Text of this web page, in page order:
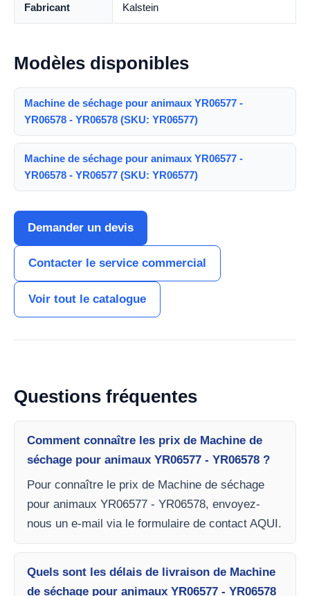
Fabricant Kalstein
Modèles disponibles
Machine de séchage pour animaux YR06577 -
YR06578 - YR06578 (SKU: YR06577)
Machine de séchage pour animaux YR06577 -
YR06578 - YR06577 (SKU: YR06577)
Demander un devis
Contacter le service commercial
Voir tout le catalogue
Questions fréquentes
Comment connaître les prix de Machine de
séchage pour animaux YR06577 - YR06578 ?
Pour connaître le prix de Machine de séchage
pour animaux YR06577 - YR06578, envoyez-
nous un e-mail via le formulaire de contact AQUI.
Quels sont les délais de livraison de Machine
de séchage pour animaux YR06577 - YR06578